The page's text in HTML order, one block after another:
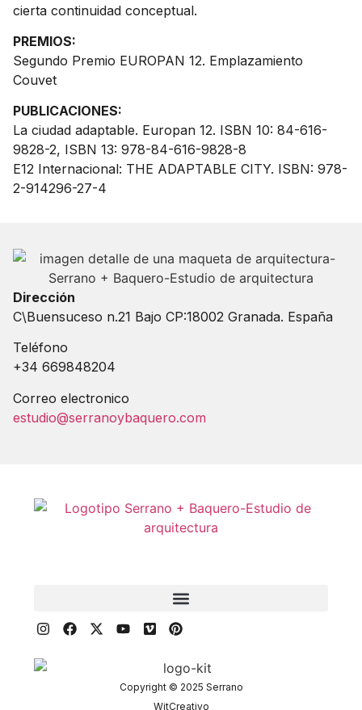
cierta continuidad conceptual.
PREMIOS:
Segundo Premio EUROPAN 12. Emplazamiento
Couvet
PUBLICACIONES:
La ciudad adaptable. Europan 12. ISBN 10: 84-616-
9828-2, ISBN 13: 978-84-616-9828-8
E12 Internacional: THE ADAPTABLE CITY. ISBN: 978-
2-914296-27-4
Dirección
C\Buensuceso n.21 Bajo CP:18002 Granada. España
Teléfono
+34 669848204
Correo electronico
estudio@serranoybaquero.com
Copyright © 2025 Serrano
WitCreativo